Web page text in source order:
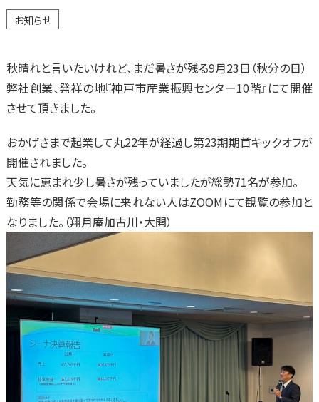
お知らせ
秋晴れと言いたいけれど、まだ暑さが残る9月23日（秋分の日）
弊社創業、発祥の地『神戸市産業振興センター10階』にて開催
させて頂きました。
おかげさまで起業して丸22年が経過し第23期期首キックオフが
開催されました。
天気に恵まれ少し暑さが残っていましたが総勢71名が参加。
勤務等の関係で会場に来れない人はZOOMにて観覧の参加と
なりました。（翔月庵加古川・大開）